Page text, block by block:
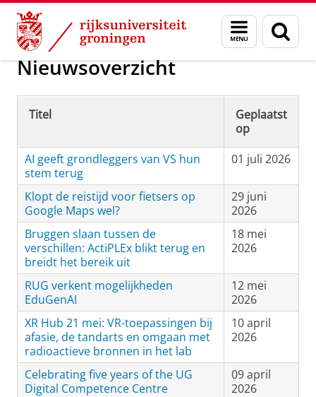
Skip
Content
Skip
Navigation
Menu
en
zoeken
Maatschappij/bedrijven Actueel
Nieuwsoverzicht
Titel
Geplaatst
op
AI geeft grondleggers van VS hun
stem terug
01 juli 2026
Klopt de reistijd voor fietsers op
Google Maps wel?
29 juni
2026
Bruggen slaan tussen de
verschillen: ActiPLEx blikt terug en
breidt het bereik uit
18 mei
2026
RUG verkent mogelijkheden
EduGenAI
12 mei
2026
XR Hub 21 mei: VR-toepassingen bij
afasie, de tandarts en omgaan met
radioactieve bronnen in het lab
10 april
2026
Celebrating five years of the UG
Digital Competence Centre
09 april
2026